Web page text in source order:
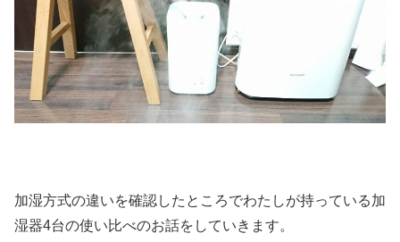
加湿方式の違いを確認したところでわたしが持っている加
湿器4台の使い比べのお話をしていきます。